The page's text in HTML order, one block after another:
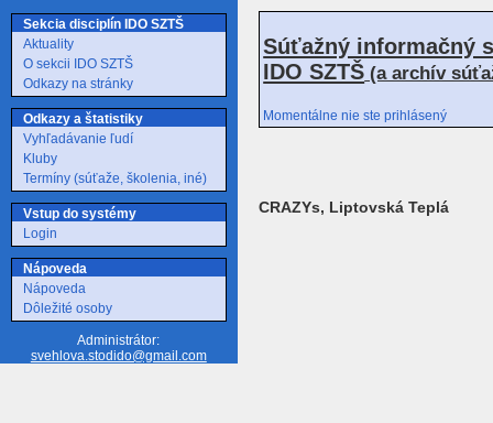
Sekcia disciplín IDO SZTŠ
Aktuality
O sekcii IDO SZTŠ
Odkazy na stránky
Odkazy a štatistiky
Vyhľadávanie ľudí
Kluby
Termíny (súťaže, školenia, iné)
Vstup do systémy
Login
Nápoveda
Nápoveda
Dôležité osoby
Administrátor:
svehlova.stodido@gmail.com
Súťažný informačný
IDO SZTŠ (a archív
Momentálne nie ste prihlásený
CRAZYs, Liptovská Teplá